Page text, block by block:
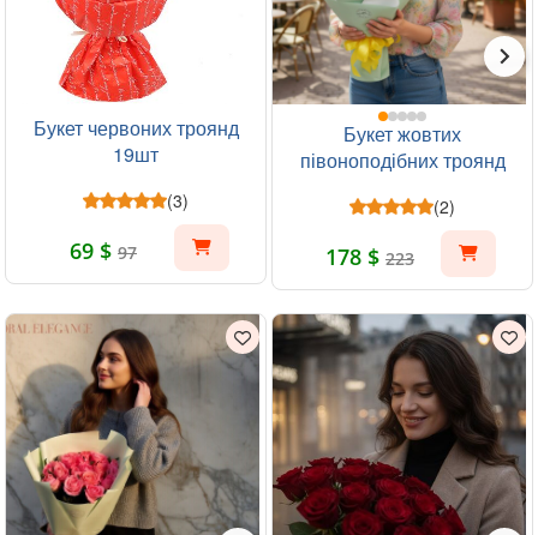
Букет червоних троянд
19шт
(3)
69 $ 97
Букет жовтих
півоноподібних троянд
(2)
178 $ 223